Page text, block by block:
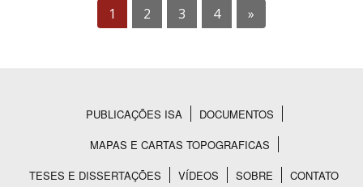
1 2 3 4 »
Rodapé
PUBLICAÇÕES ISA
DOCUMENTOS
MAPAS E CARTAS TOPOGRAFICAS
TESES E DISSERTAÇÕES
VÍDEOS SOBRE CONTATO